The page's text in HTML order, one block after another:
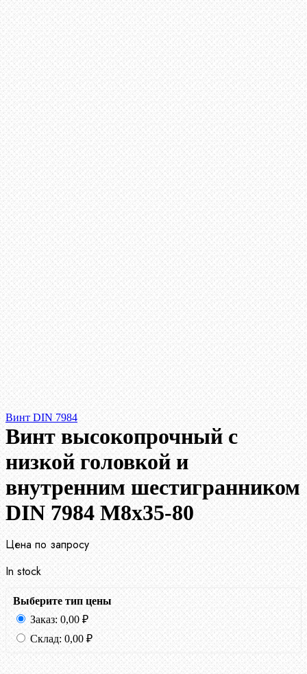
Винт DIN 7984
Винт высокопрочный с
низкой головкой и
внутренним шестигранником
DIN 7984 М8х35-80
Цена по запросу
In stock
Выберите тип цены
Заказ: 0,00 ₽
Склад: 0,00 ₽